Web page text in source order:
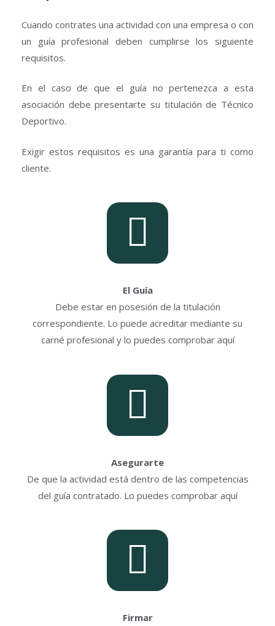
Cuando contrates una actividad con una empresa o con
un guía profesional deben cumplirse los siguiente
requisitos.
En el caso de que el guía no pertenezca a esta
asociación debe presentarte su titulación de Técnico
Deportivo.
Exigir estos requisitos es una garantía para ti como
cliente.
El Guía
Debe estar en posesión de la titulación
correspondiente. Lo puede acreditar mediante su
carné profesional y lo puedes comprobar aquí
Asegurarte
De que la actividad está dentro de las competencias
del guía contratado. Lo puedes comprobar aquí
Firmar